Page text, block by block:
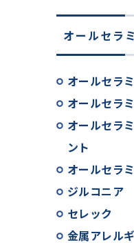
オールセラ
オールセラ
オールセラ
オールセラ
ント
オールセラ
ジルコニア
セレック
金属アレル